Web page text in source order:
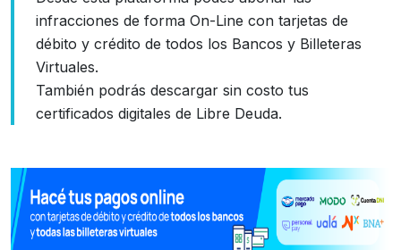
infracciones de forma On-Line con tarjetas de
débito y crédito de todos los Bancos y Billeteras
Virtuales.
También podrás descargar sin costo tus
certificados digitales de Libre Deuda.